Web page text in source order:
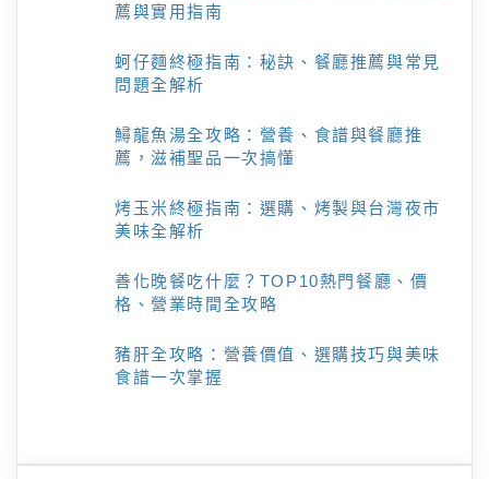
薦與實用指南
蚵仔麵終極指南：秘訣、餐廳推薦與常見
問題全解析
鱘龍魚湯全攻略：營養、食譜與餐廳推
薦，滋補聖品一次搞懂
烤玉米終極指南：選購、烤製與台灣夜市
美味全解析
善化晚餐吃什麼？TOP10熱門餐廳、價
格、營業時間全攻略
豬肝全攻略：營養價值、選購技巧與美味
食譜一次掌握